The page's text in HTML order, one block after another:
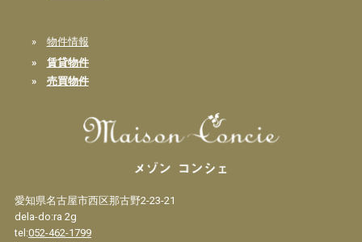
» 物件情報
» 賃貸物件
» 売買物件
愛知県名古屋市西区那古野2-23-21
dela-do:ra 2g
tel:052-462-1799